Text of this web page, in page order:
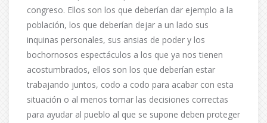
congreso. Ellos son los que deberían dar ejemplo a la
población, los que deberían dejar a un lado sus
inquinas personales, sus ansias de poder y los
bochornosos espectáculos a los que ya nos tienen
acostumbrados, ellos son los que deberían estar
trabajando juntos, codo a codo para acabar con esta
situación o al menos tomar las decisiones correctas
para ayudar al pueblo al que se supone deben proteger